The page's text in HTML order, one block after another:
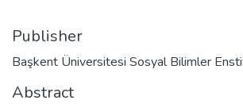
Publisher
Başkent Üniversitesi Sosyal Bilimler
Abstract